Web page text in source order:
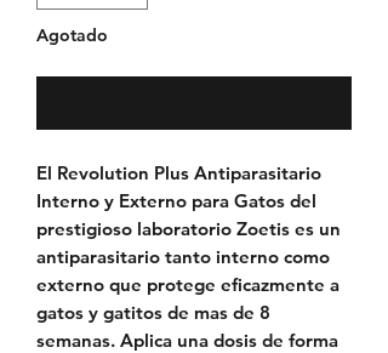
Agotado
El Revolution Plus Antiparasitario
Interno y Externo para Gatos del
prestigioso laboratorio Zoetis es un
antiparasitario tanto interno como
externo que protege eficazmente a
gatos y gatitos de mas de 8
semanas. Aplica una dosis de forma